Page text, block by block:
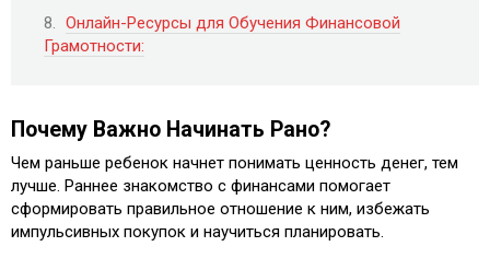
Онлайн-Ресурсы для Обучения Финансовой
Грамотности:
Почему Важно Начинать Рано?
Чем раньше ребенок начнет понимать ценность денег, тем
лучше. Раннее знакомство с финансами помогает
сформировать правильное отношение к ним, избежать
импульсивных покупок и научиться планировать.